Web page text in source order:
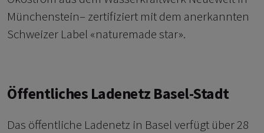
Münchenstein– zertifiziert mit dem anerkannten
Schweizer Label «naturemade star».
Öffentliches Ladenetz Basel-Stadt
Das öffentliche Ladenetz in Basel verfügt über 28